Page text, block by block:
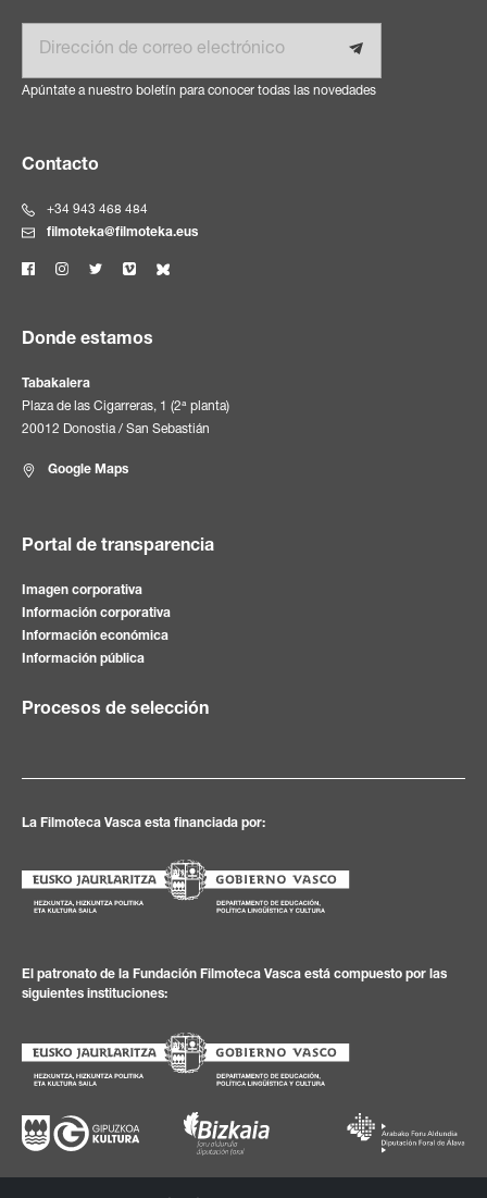
Apúntate a nuestro boletín para conocer todas las novedades
Contacto
+34 943 468 484
filmoteka@filmoteka.eus
Donde estamos
Tabakalera
Plaza de las Cigarreras, 1 (2ª planta)
20012 Donostia / San Sebastián
Google Maps
Portal de transparencia
Imagen corporativa
Información corporativa
Información económica
Información pública
Procesos de selección
La Filmoteca Vasca esta financiada por:
El patronato de la Fundación Filmoteca Vasca está compuesto por las
siguientes instituciones: